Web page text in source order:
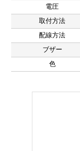
電圧
取付方法
配線方法
ブザー
色